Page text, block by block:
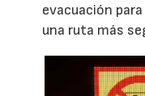
evacuación
una ruta más